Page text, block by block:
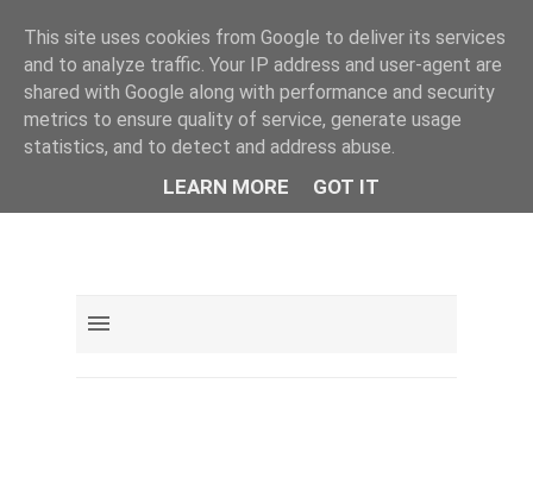
This site uses cookies from Google to deliver its services
and to analyze traffic. Your IP address and user-agent are
shared with Google along with performance and security
metrics to ensure quality of service, generate usage
statistics, and to detect and address abuse.
LEARN MORE GOT IT